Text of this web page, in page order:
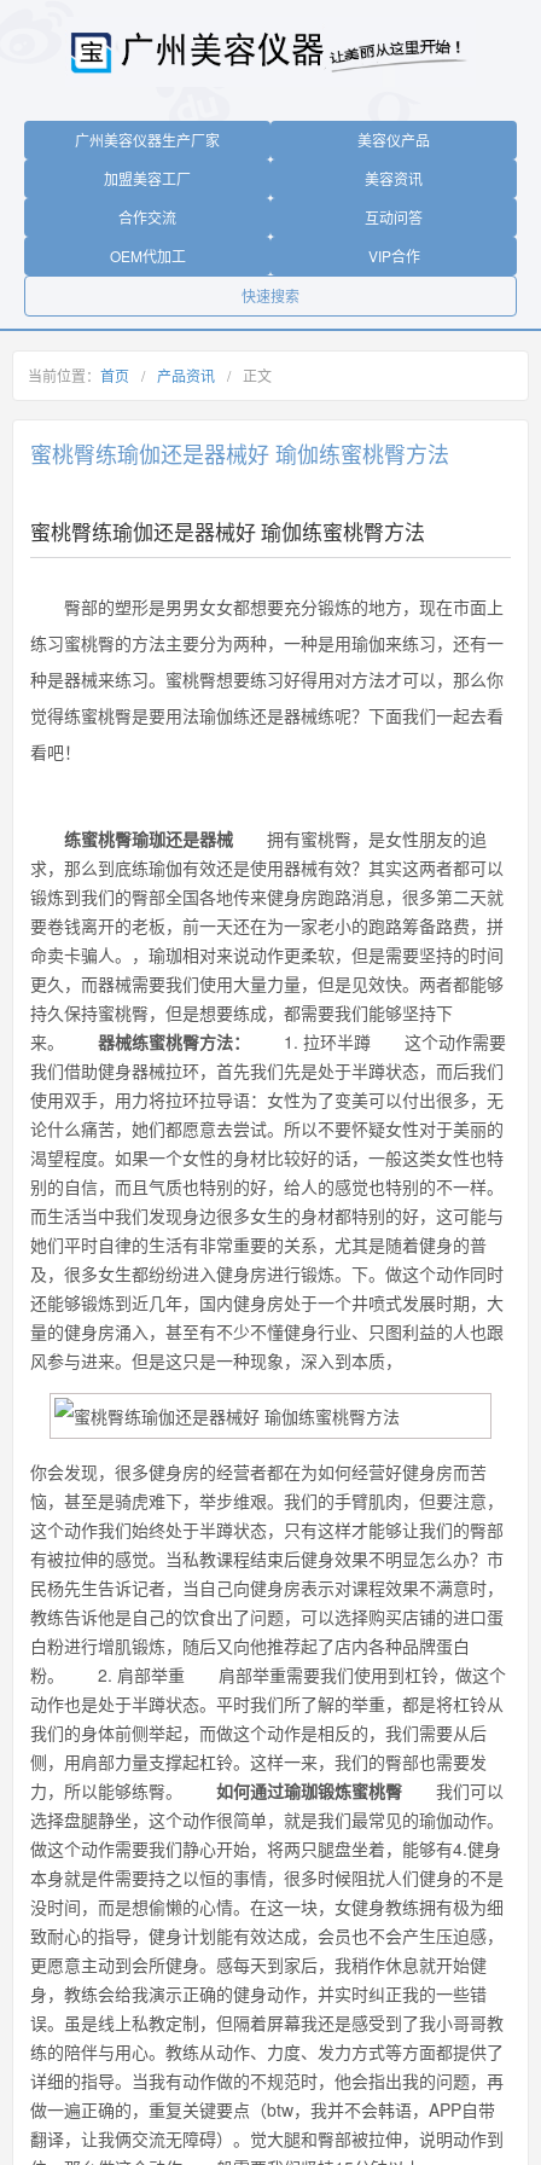
广州美容仪器生产厂家
美容仪产品
加盟美容工厂
美容资讯
合作交流
互动问答
OEM代加工
VIP合作
快速搜索
当前位置： 首页 / 产品资讯 / 正文
蜜桃臀练瑜伽还是器械好 瑜伽练蜜桃臀方法
蜜桃臀练瑜伽还是器械好 瑜伽练蜜桃臀方法
臀部的塑形是男男女女都想要充分锻炼的地方，现在市面上
练习蜜桃臀的方法主要分为两种，一种是用瑜伽来练习，还有一
种是器械来练习。蜜桃臀想要练习好得用对方法才可以，那么你
觉得练蜜桃臀是要用法瑜伽练还是器械练呢？下面我们一起去看
看吧！
练蜜桃臀瑜珈还是器械 拥有蜜桃臀，是女性朋友的追
求，那么到底练瑜伽有效还是使用器械有效？其实这两者都可以
锻炼到我们的臀部全国各地传来健身房跑路消息，很多第二天就
要卷钱离开的老板，前一天还在为一家老小的跑路筹备路费，拼
命卖卡骗人。，瑜珈相对来说动作更柔软，但是需要坚持的时间
更久，而器械需要我们使用大量力量，但是见效快。两者都能够
持久保持蜜桃臀，但是想要练成，都需要我们能够坚持下
来。 器械练蜜桃臀方法：
1. 拉环半蹲 这个动作需要
我们借助健身器械拉环，首先我们先是处于半蹲状态，而后我们
使用双手，用力将拉环拉导语：女性为了变美可以付出很多，无
论什么痛苦，她们都愿意去尝试。所以不要怀疑女性对于美丽的
渴望程度。如果一个女性的身材比较好的话，一般这类女性也特
别的自信，而且气质也特别的好，给人的感觉也特别的不一样。
而生活当中我们发现身边很多女生的身材都特别的好，这可能与
她们平时自律的生活有非常重要的关系，尤其是随着健身的普
及，很多女生都纷纷进入健身房进行锻炼。下。做这个动作同时
还能够锻炼到近几年，国内健身房处于一个井喷式发展时期，大
量的健身房涌入，甚至有不少不懂健身行业、只图利益的人也跟
风参与进来。但是这只是一种现象，深入到本质，
你会发现，很多健身房的经营者都在为如何经营好健身房而苦
恼，甚至是骑虎难下，举步维艰。我们的手臂肌肉，但要注意，
这个动作我们始终处于半蹲状态，只有这样才能够让我们的臀部
有被拉伸的感觉。当私教课程结束后健身效果不明显怎么办？市
民杨先生告诉记者，当自己向健身房表示对课程效果不满意时，
教练告诉他是自己的饮食出了问题，可以选择购买店铺的进口蛋
白粉进行增肌锻炼，随后又向他推荐起了店内各种品牌蛋白
粉。 2. 肩部举重 肩部举重需要我们使用到杠铃，做这个
动作也是处于半蹲状态。平时我们所了解的举重，都是将杠铃从
我们的身体前侧举起，而做这个动作是相反的，我们需要从后
侧，用肩部力量支撑起杠铃。这样一来，我们的臀部也需要发
力，所以能够练臀。 如何通过瑜珈锻炼蜜桃臀 我们可以
选择盘腿静坐，这个动作很简单，就是我们最常见的瑜伽动作。
做这个动作需要我们静心开始，将两只腿盘坐着，能够有4.健身
本身就是件需要持之以恒的事情，很多时候阻扰人们健身的不是
没时间，而是想偷懒的心情。在这一块，女健身教练拥有极为细
致耐心的指导，健身计划能有效达成，会员也不会产生压迫感，
更愿意主动到会所健身。感每天到家后，我稍作休息就开始健
身，教练会给我演示正确的健身动作，并实时纠正我的一些错
误。虽是线上私教定制，但隔着屏幕我还是感受到了我小哥哥教
练的陪伴与用心。教练从动作、力度、发力方式等方面都提供了
详细的指导。当我有动作做的不规范时，他会指出我的问题，再
做一遍正确的，重复关键要点（btw，我并不会韩语，APP自带
翻译，让我俩交流无障碍）。觉大腿和臀部被拉伸，说明动作到